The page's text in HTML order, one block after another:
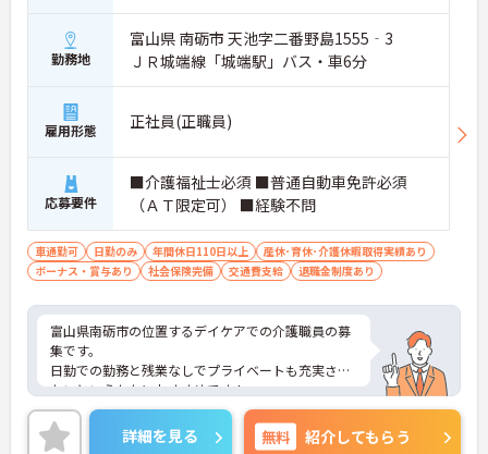
勤務地
富山県 南砺市 天池字二番野島1555‐3
ＪＲ城端線「城端駅」バス・車6分
雇用形態 正社員(正職員)
応募要件
■介護福祉士必須 ■普通自動車免許必須
（ＡＴ限定可） ■経験不問
車通勤可 日勤のみ 年間休日110日以上
産休･育休･介護休暇取得実績あり
ボーナス・賞与あり
社会保険完備 交通費支給 退職金制度あり
富山県南砺市の位置するデイケアでの介護職員の募
集です。
日勤での勤務と残業なしでプライベートも充実させ
たいというかたにおすすめです！
退職金制度や育児・介護休暇の取得実績もあり、長
期で就業できる環境が整っています。
ご興味のある方は、面接のポイントをお伝えします
詳細を見る 無料 紹介してもらう